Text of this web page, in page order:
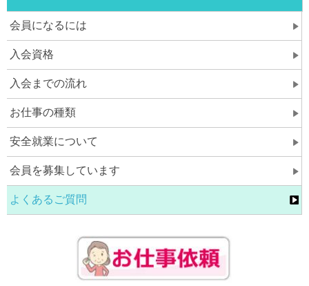
会員になるには
入会資格
入会までの流れ
お仕事の種類
安全就業について
会員を募集しています
よくあるご質問